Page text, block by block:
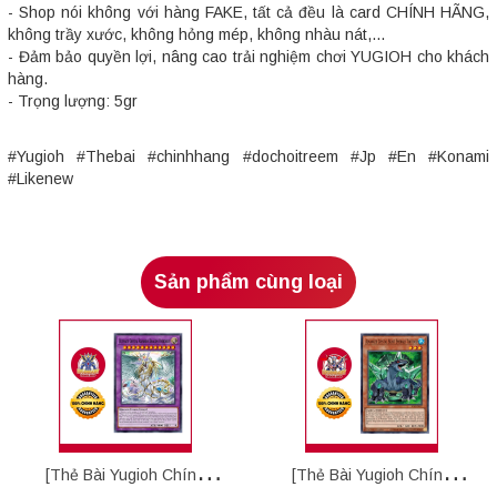
- Shop nói không với hàng FAKE, tất cả đều là card CHÍNH HÃNG,
không trầy xước, không hỏng mép, không nhàu nát,...
- Đảm bảo quyền lợi, nâng cao trải nghiệm chơi YUGIOH cho khách
hàng.
- Trọng lượng: 5gr
#Yugioh #Thebai #chinhhang #dochoitreem #Jp #En #Konami
#Likenew
Sản phẩm cùng loại
[Thẻ Bài Yugioh Chính [Thẻ Bài Yugioh Chính